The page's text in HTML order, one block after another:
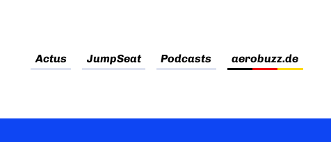
Actus JumpSeat Podcasts aerobuzz.de